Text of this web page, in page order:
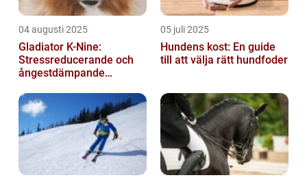
04 augusti 2025
Gladiator K-Nine:
Stressreducerande och
ångestdämpande
05 juli 2025
Hundens kost: En guide
till att välja rätt hundfoder